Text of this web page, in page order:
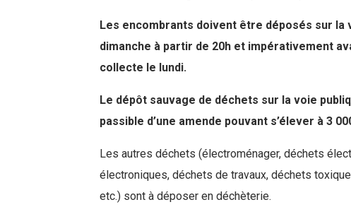
Les encombrants doivent être déposés sur la
dimanche à partir de 20h et impérativement
collecte le lundi.
Le dépôt sauvage de déchets sur la voie
passible d’une amende pouvant s’élever à 3
Les autres déchets (électroménager, déchets
électroniques, déchets de travaux, déchets
etc.) sont à déposer en déchèterie.